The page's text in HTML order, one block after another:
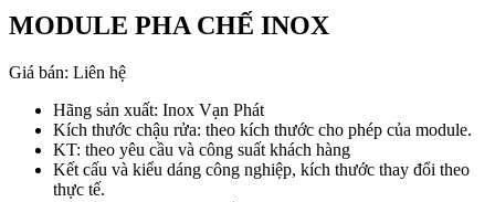
MODULE PHA CHẾ INOX
Giá bán: Liên hệ
Hãng sản xuất: Inox Vạn Phát
Kích thước chậu rửa: theo kích thước cho phép của module.
KT: theo yêu cầu và công suất khách hàng
Kết cấu và kiểu dáng công nghiệp, kích thước thay đổi theo
thực tế.